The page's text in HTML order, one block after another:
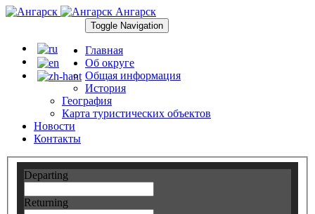
Ангарск
Toggle Navigation
Главная
Об округе
Общая информация
История
География
Карта туристических объектов
Новости
Контакты
Departing
Returning